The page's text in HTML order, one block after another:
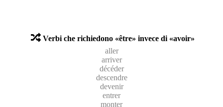
Verbi che richiedono «être» invece di «avoir»
aller
arriver
décéder
descendre
devenir
entrer
monter